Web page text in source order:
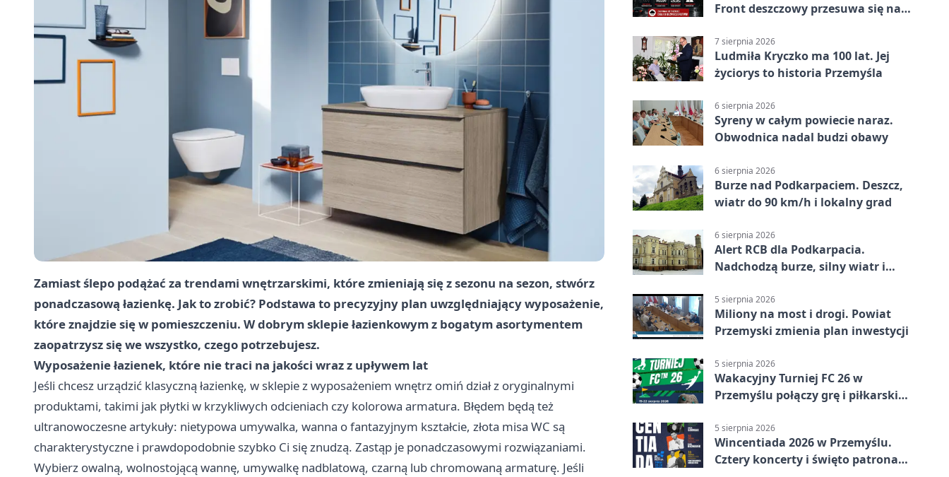
Zamiast ślepo podążać za trendami wnętrzarskimi, które zmieniają się z sezonu na sezon, stwórz
ponadczasową łazienkę. Jak to zrobić? Podstawa to precyzyjny plan uwzględniający wyposażenie,
które znajdzie się w pomieszczeniu. W dobrym sklepie łazienkowym z bogatym asortymentem
zaopatrzysz się we wszystko, czego potrzebujesz.
Wyposażenie łazienek, które nie traci na jakości wraz z upływem lat
Jeśli chcesz urządzić klasyczną łazienkę, w sklepie z wyposażeniem wnętrz omiń dział z oryginalnymi
produktami, takimi jak płytki w krzykliwych odcieniach czy kolorowa armatura. Błędem będą też
ultranowoczesne artykuły: nietypowa umywalka, wanna o fantazyjnym kształcie, złota misa WC są
charakterystyczne i prawdopodobnie szybko Ci się znudzą. Zastąp je ponadczasowymi rozwiązaniami.
Wybierz owalną, wolnostojącą wannę, umywalkę nadblatową, czarną lub chromowaną armaturę. Jeśli
Front deszczowy przesuwa się na
7 sierpnia 2026
Ludmiła Kryczko ma 100 lat. Jej
życiorys to historia Przemyśla
6 sierpnia 2026
Syreny w całym powiecie naraz.
Obwodnica nadal budzi obawy
6 sierpnia 2026
Burze nad Podkarpaciem. Deszcz,
wiatr do 90 km/h i lokalny grad
6 sierpnia 2026
Alert RCB dla Podkarpacia.
Nadchodzą burze, silny wiatr i
5 sierpnia 2026
Miliony na most i drogi. Powiat
Przemyski zmienia plan inwestycji
5 sierpnia 2026
Wakacyjny Turniej FC 26 w
Przemyślu połączy grę i piłkarski
5 sierpnia 2026
Wincentiada 2026 w Przemyślu.
Cztery koncerty i święto patrona